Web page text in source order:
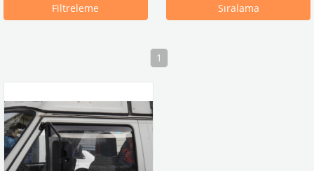
Filtreleme Sıralama
1